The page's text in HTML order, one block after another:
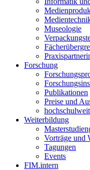
Museologie
Forschung
Publikationen
Preise und
Weiterbildung
Vorträge und
Tagungen
Events
FIM.intern